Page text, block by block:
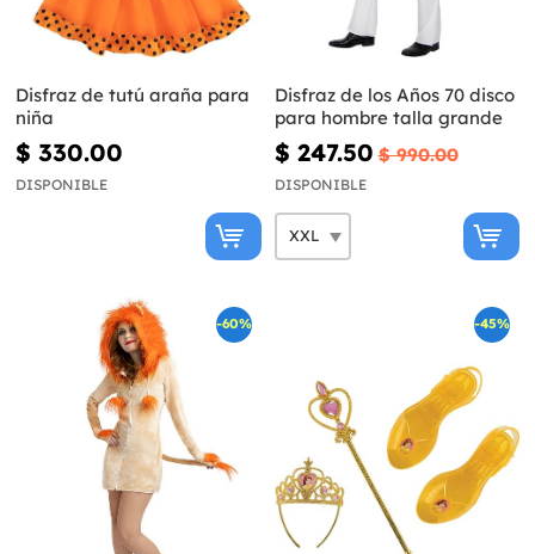
Disfraz de tutú araña para
niña
$ 330.00
DISPONIBLE
Disfraz de los Años 70 disco
para hombre talla grande
$ 247.50 $ 990.00
DISPONIBLE
-60% -45%